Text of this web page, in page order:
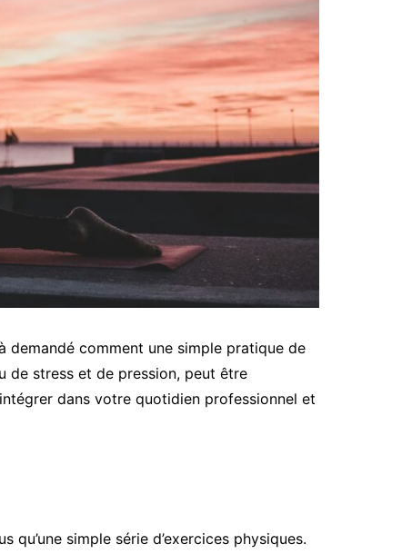
comment une simple pratique de
de stress et de pression, peut être
dans votre quotidien professionnel et
simple série d’exercices physiques.